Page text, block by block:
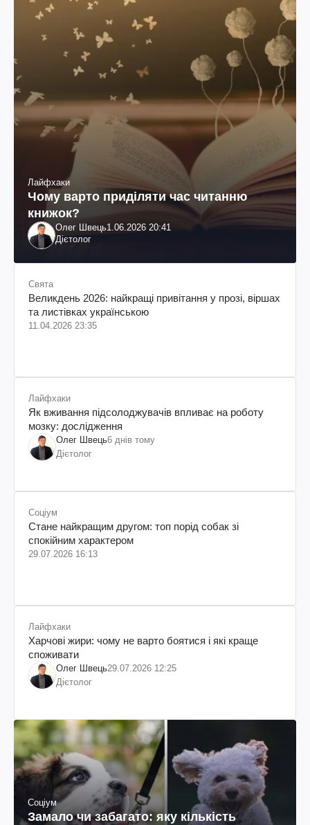
Лайфхаки
Чому варто приділяти час читанню
книжок?
Олег Швець1.06.2026 20:41
Дієтолог
Свята
Великдень 2026: найкращі привітання у прозі, віршах
та листівках українською
11.04.2026 23:35
Лайфхаки
Як вживання підсолоджувачів впливає на роботу
мозку: дослідження
Олег Швець6 днів тому
Дієтолог
Соціум
Стане найкращим другом: топ порід собак зі
спокійним характером
29.07.2026 16:13
Лайфхаки
Харчові жири: чому не варто боятися і які краще
споживати
Олег Швець29.07.2026 12:25
Дієтолог
Соціум
Замало чи забагато: яку кількість